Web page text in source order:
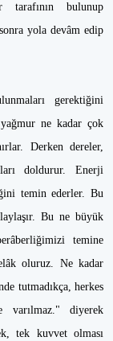
tarafının bulunup
yola devâm edip
gerektiğini
ne kadar çok
Derken dereler,
doldurur. Enerji
temin ederler. Bu
Bu ne büyük
temine
oluruz. Ne kadar
tutmadıkça, herkes
varılmaz." diyerek
tek kuvvet olması